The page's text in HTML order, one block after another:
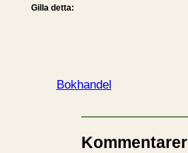
Gilla detta:
Bokhandel
Kommentarer